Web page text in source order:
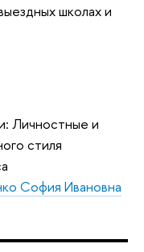
школах и
Личностные и
стиля
София Ивановна